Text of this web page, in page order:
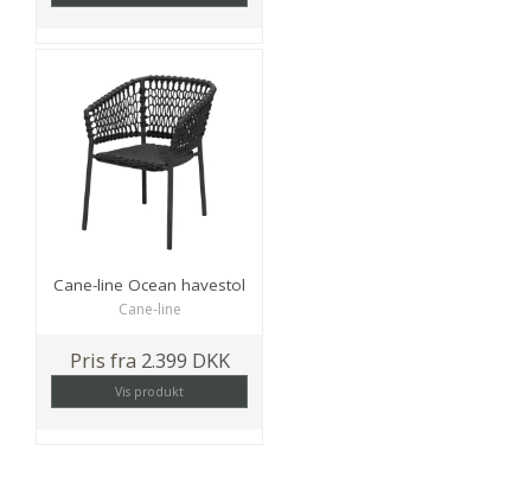
Cane-line Ocean havestol
Cane-line
Pris fra 2.399 DKK
Vis produkt